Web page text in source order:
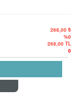
268,00 ₺
%0
268,00 TL
0